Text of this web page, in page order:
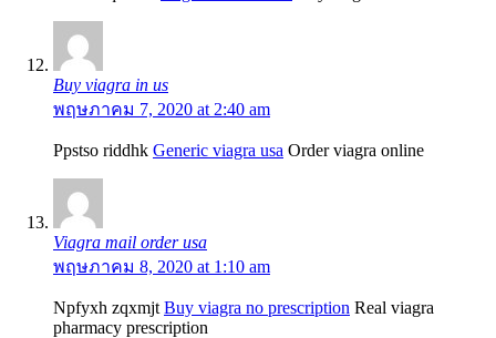
Buy viagra in us
พฤษภาคม 7, 2020 at 2:40 am
Ppstso riddhk Generic viagra usa Order viagra online
Viagra mail order usa
พฤษภาคม 8, 2020 at 1:10 am
Npfyxh zqxmjt Buy viagra no prescription Real viagra
pharmacy prescription